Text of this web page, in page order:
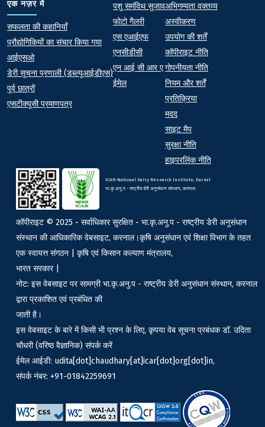
एक नज़र में
At a Glance
सफलता की कहानियाँ
प्रौद्योगिकियों का संचार किया गया
आईएसओ
डेरी सूचना प्रणाली (डब्ल्यूआईडीएस)
पूर्व छात्रों
एसटीक्यूसी प्रमाणपत्र
Quick links
पशु समंदिथ सुजाव
फोटो गैलरी
एस एआईएफ
एनसीडीसी
एन आई सी आर ए
ईमेल
Footer
अभिगम्यता वक्तव्य
अस्वीकरण
उपयोग की शर्तें
कॉपीराइट नीति
गोपनीयता नीति
नियम और शर्तें
प्रतिक्रिया
मदद
साइट मैप
सुरक्षा नीति
हाइपरलिंक नीति
ICAR-National Dairy Research Institute, Karnal
भा.कृ.अनु.प - राष्ट्रीय डेरी अनुसंधान संस्थान, करनाल
कॉपीराइट © 2025 - सर्वाधिकार सुरक्षित - भा.कृ.अनु.प - राष्ट्रीय डेरी अनुसंधान
संस्थान की आधिकारिक वेबसाइट, करनाल।कृषि अनुसंधान एवं शिक्षा विभाग के तहत
एक स्वायत्त संगठन | कृषि एवं किसान कल्याण मंत्रालय,
भारत सरकार |
नोट: इस वेबसाइट पर सामग्री भा.कृ.अनु.प - राष्ट्रीय डेरी अनुसंधान संस्थान, करनाल
द्वारा प्रकाशित एवं प्रबंधित की
जाती है।
इस वेबसाइट के बारे में किसी भी प्रश्न के लिए, कृपया वेब सूचना प्रबंधक डॉ. उदिता
चौधरी (वरिष्ठ वैज्ञानिक) संपर्क करें
ईमेल आईडी: udita[dot]chaudhary[at]icar[dot]org[dot]in,
संपर्क नंबर: +91-01842259691